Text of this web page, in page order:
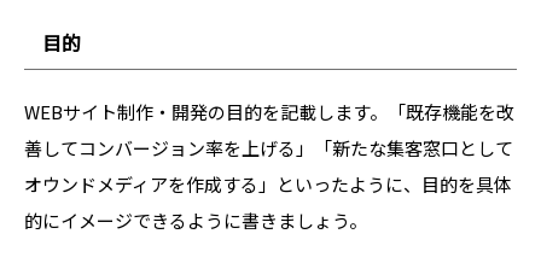
目的
WEBサイト制作・開発の目的を記載します。「既存機能を改
善してコンバージョン率を上げる」「新たな集客窓口として
オウンドメディアを作成する」といったように、目的を具体
的にイメージできるように書きましょう。